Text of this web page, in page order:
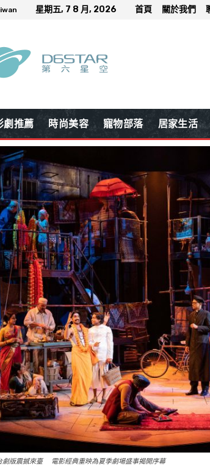
星期五, 7 8 月, 2026 首頁 關於我們
劇推薦 時尚美容 寵物部落 居家生活
劇版震撼來臺 電影經典重映為夏季劇場盛事揭開序幕